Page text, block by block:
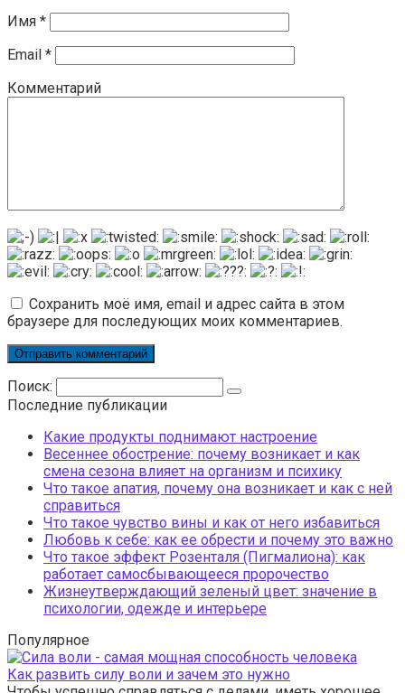
Имя *
Email *
Комментарий
Сохранить моё имя, email и адрес сайта в этом
браузере для последующих моих комментариев.
Поиск:
Последние публикации
Какие продукты поднимают настроение
Весеннее обострение: почему возникает и как
смена сезона влияет на организм и психику
Что такое апатия, почему она возникает и как с ней
справиться
Что такое чувство вины и как от него избавиться
Любовь к себе: как ее обрести и почему это важно
Что такое эффект Розенталя (Пигмалиона): как
работает самосбывающееся пророчество
Жизнеутверждающий зеленый цвет: значение в
психологии, одежде и интерьере
Популярное
Как развить силу воли и зачем это нужно